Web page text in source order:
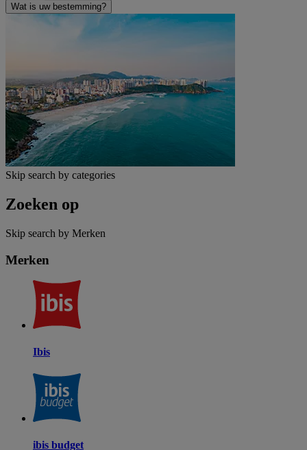
Wat is uw bestemming?
Skip search by categories
Zoeken op
Skip search by Merken
Merken
Ibis
ibis budget